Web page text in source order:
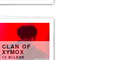
CLAN OF
XYMOX
12 BILDER